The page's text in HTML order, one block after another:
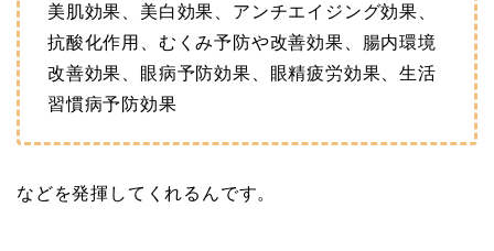
美肌効果、美白効果、アンチエイジング効果、
抗酸化作用、むくみ予防や改善効果、腸内環境
改善効果、眼病予防効果、眼精疲労効果、生活
習慣病予防効果
などを発揮してくれるんです。